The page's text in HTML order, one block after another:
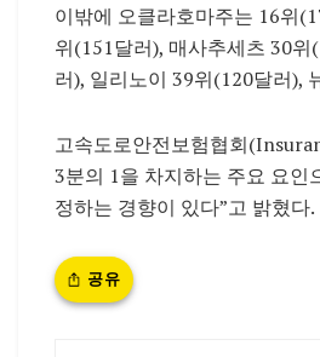
이밖에 오클라호마주는 16위
위(151달러), 매사추세츠 30
러), 일리노이 39위(120달러),
고속도로안전보험협회
3분의 1을 차지하는 주요 요인
정하는 경향이 있다”고 밝혔다.
공유